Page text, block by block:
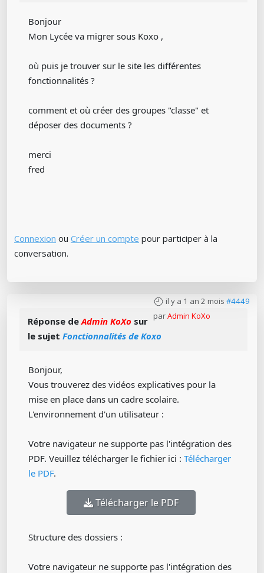
Bonjour
Mon Lycée va migrer sous Koxo ,
où puis je trouver sur le site les différentes
fonctionnalités ?
comment et où créer des groupes "classe" et
déposer des documents ?
merci
fred
Connexion ou Créer un compte pour participer à la
conversation.
il y a 1 an 2 mois #4449
parAdmin KoXo
Réponse deAdmin KoXo sur
le sujet Fonctionnalités de Koxo
Bonjour,
Vous trouverez des vidéos explicatives pour la
mise en place dans un cadre scolaire.
L'environnement d'un utilisateur :
Votre navigateur ne supporte pas l'intégration des
PDF. Veuillez télécharger le fichier ici : Télécharger
le PDF.
Télécharger le PDF
Structure des dossiers :
Votre navigateur ne supporte pas l'intégration des